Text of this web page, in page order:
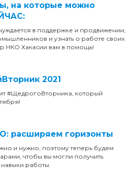
на которые можно
в поддержке и продвижении,
и узнать о работе своих
НКО Хакасии вам в помощь!
2021
#ЩедрогоВторника, который
расширяем горизонты
и нужно, поэтому теперь будем
чтобы вы могли получить
работы.